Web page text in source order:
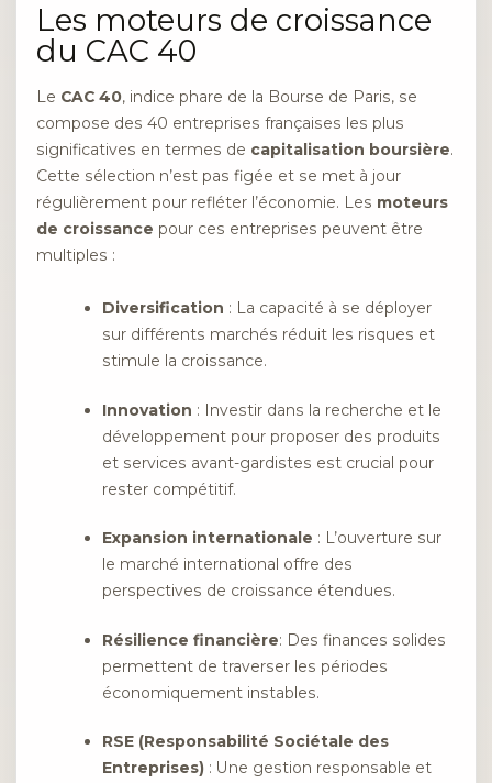
Les moteurs de croissance
du CAC 40
Le CAC 40, indice phare de la Bourse de Paris, se
compose des 40 entreprises françaises les plus
significatives en termes de capitalisation boursière.
Cette sélection n’est pas figée et se met à jour
régulièrement pour refléter l’économie. Les moteurs
de croissance pour ces entreprises peuvent être
multiples :
Diversification : La capacité à se déployer
sur différents marchés réduit les risques et
stimule la croissance.
Innovation : Investir dans la recherche et le
développement pour proposer des produits
et services avant-gardistes est crucial pour
rester compétitif.
Expansion internationale : L’ouverture sur
le marché international offre des
perspectives de croissance étendues.
Résilience financière: Des finances solides
permettent de traverser les périodes
économiquement instables.
RSE (Responsabilité Sociétale des
Entreprises) : Une gestion responsable et